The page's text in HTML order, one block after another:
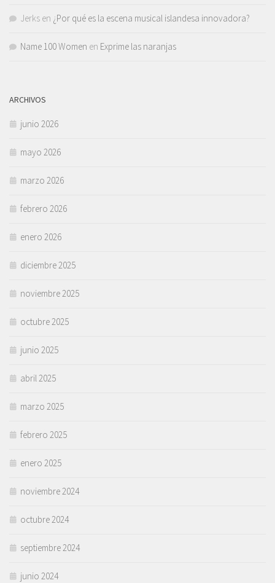
Jerks en ¿Por qué es la escena musical islandesa innovadora?
Name 100 Women en Exprime las naranjas
ARCHIVOS
junio 2026
mayo 2026
marzo 2026
febrero 2026
enero 2026
diciembre 2025
noviembre 2025
octubre 2025
junio 2025
abril 2025
marzo 2025
febrero 2025
enero 2025
noviembre 2024
octubre 2024
septiembre 2024
junio 2024